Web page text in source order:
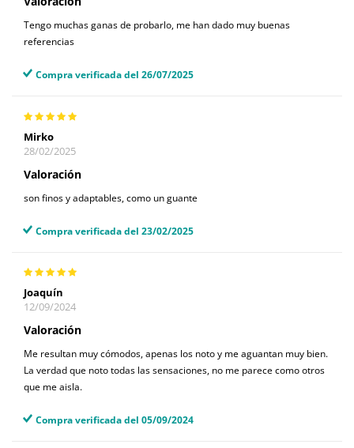
Tengo muchas ganas de probarlo, me han dado muy buenas
referencias
Compra verificada del 26/07/2025
Mirko
28/02/2025
Valoración
son finos y adaptables, como un guante
Compra verificada del 23/02/2025
Joaquín
12/09/2024
Valoración
Me resultan muy cómodos, apenas los noto y me aguantan muy bien.
La verdad que noto todas las sensaciones, no me parece como otros
que me aisla.
Compra verificada del 05/09/2024